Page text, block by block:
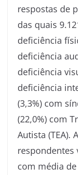
respostas de
das quais
deficiência
deficiência
deficiência
deficiência
(3,3%) com
(22,0%) com
Autista (TEA).
respondentes
com média